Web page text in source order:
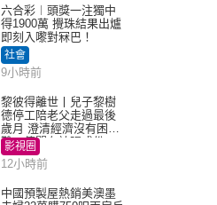
六合彩︱頭獎一注獨中
得1900萬 攪珠結果出爐
即刻入嚟對冧巴！
社會
9小時前
黎彼得離世丨兒子黎樹
德停工陪老父走過最後
歲月 澄清經濟沒有困
難：傳聞有誇張成份
影視圈
12小時前
中國預製屋熱銷美澳墨